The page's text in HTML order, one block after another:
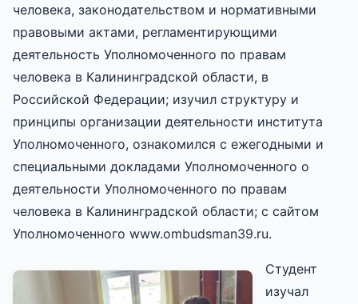
человека, законодательством и нормативными
правовыми актами, регламентирующими
деятельность Уполномоченного по правам
человека в Калининградской области, в
Российской Федерации; изучил структуру и
принципы организации деятельности института
Уполномоченного, ознакомился с ежегодными и
специальными докладами Уполномоченного о
деятельности Уполномоченного по правам
человека в Калининградской области; с сайтом
Уполномоченного www.ombudsman39.ru.
Студент
изучал